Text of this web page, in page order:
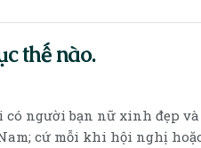
thế nào.
người bạn nữ xinh đẹp
cứ mỗi khi hội nghị